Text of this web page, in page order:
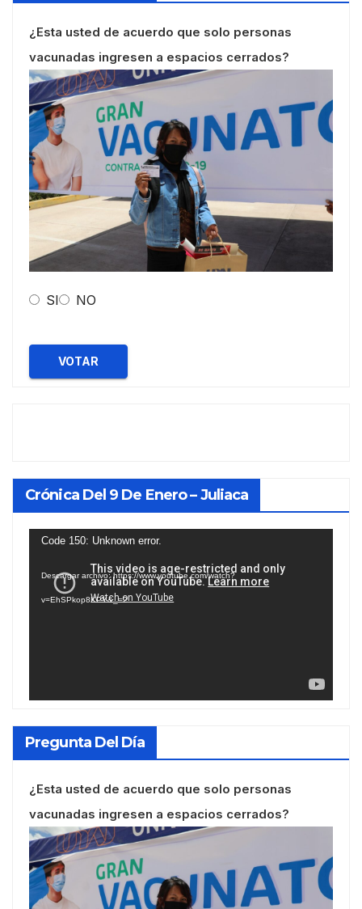
¿Esta usted de acuerdo que solo personas
vacunadas ingresen a espacios cerrados?
SI NO
VOTAR
Crónica Del 9 De Enero – Juliaca
Reproductor
vídeo
Code 150: Unknown error.
Descargar archivo: https://www.youtube.com/watch?
v=EhSPkop8KPY&_=2
Pregunta Del Día
¿Esta usted de acuerdo que solo personas
vacunadas ingresen a espacios cerrados?